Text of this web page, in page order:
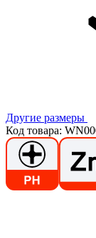
Другие размеры
Код товара: